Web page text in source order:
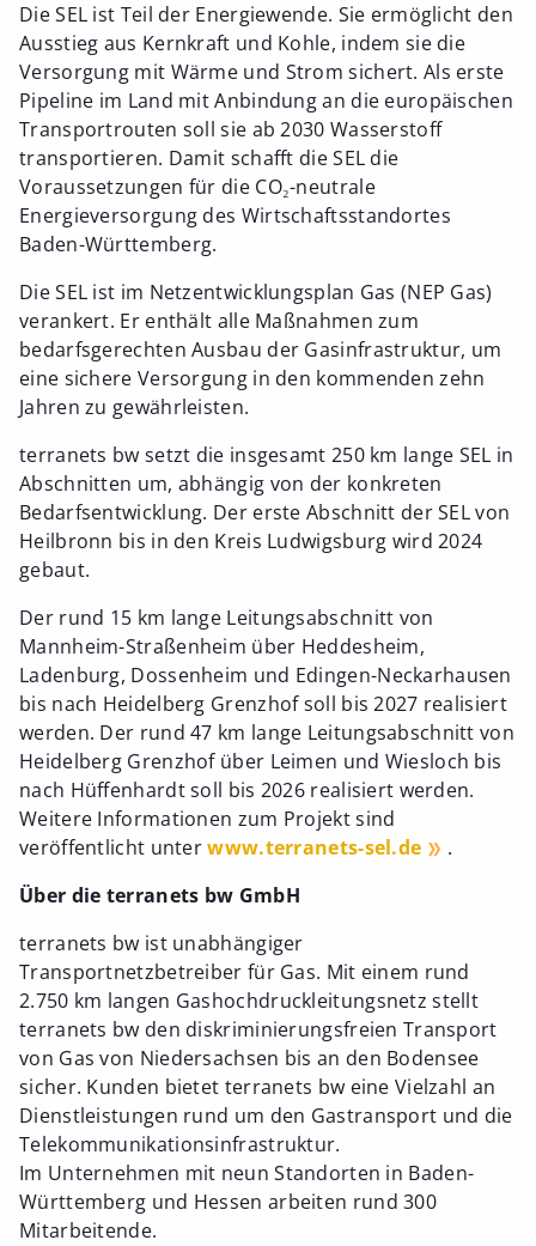
Die SEL ist Teil der Energiewende. Sie ermöglicht den
Ausstieg aus Kernkraft und Kohle, indem sie die
Versorgung mit Wärme und Strom sichert. Als erste
Pipeline im Land mit Anbindung an die europäischen
Transportrouten soll sie ab 2030 Wasserstoff
transportieren. Damit schafft die SEL die
Voraussetzungen für die CO₂-neutrale
Energieversorgung des Wirtschaftsstandortes
Baden-Württemberg.
Die SEL ist im Netzentwicklungsplan Gas (NEP Gas)
verankert. Er enthält alle Maßnahmen zum
bedarfsgerechten Ausbau der Gasinfrastruktur, um
eine sichere Versorgung in den kommenden zehn
Jahren zu gewährleisten.
terranets bw setzt die insgesamt 250 km lange SEL in
Abschnitten um, abhängig von der konkreten
Bedarfsentwicklung. Der erste Abschnitt der SEL von
Heilbronn bis in den Kreis Ludwigsburg wird 2024
gebaut.
Der rund 15 km lange Leitungsabschnitt von
Mannheim-Straßenheim über Heddesheim,
Ladenburg, Dossenheim und Edingen-Neckarhausen
bis nach Heidelberg Grenzhof soll bis 2027 realisiert
werden. Der rund 47 km lange Leitungsabschnitt von
Heidelberg Grenzhof über Leimen und Wiesloch bis
nach Hüffenhardt soll bis 2026 realisiert werden.
Weitere Informationen zum Projekt sind
veröffentlicht unterwww.terranets-sel.de
.
Über die terranets bw GmbH
terranets bw ist unabhängiger
Transportnetzbetreiber für Gas. Mit einem rund
2.750 km langen Gashochdruckleitungsnetz stellt
terranets bw den diskriminierungsfreien Transport
von Gas von Niedersachsen bis an den Bodensee
sicher. Kunden bietet terranets bw eine Vielzahl an
Dienstleistungen rund um den Gastransport und die
Telekommunikationsinfrastruktur.
Im Unternehmen mit neun Standorten in Baden-
Württemberg und Hessen arbeiten rund 300
Mitarbeitende.